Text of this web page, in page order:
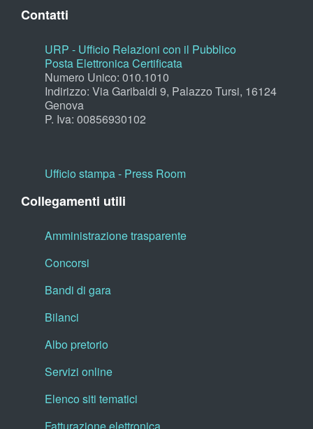
Contatti
URP - Ufficio Relazioni con il Pubblico
Posta Elettronica Certificata
Numero Unico: 010.1010
Indirizzo: Via Garibaldi 9, Palazzo Tursi, 16124
Genova
P. Iva: 00856930102
Ufficio stampa - Press Room
Collegamenti utili
Amministrazione trasparente
Concorsi
Bandi di gara
Bilanci
Albo pretorio
Servizi online
Elenco siti tematici